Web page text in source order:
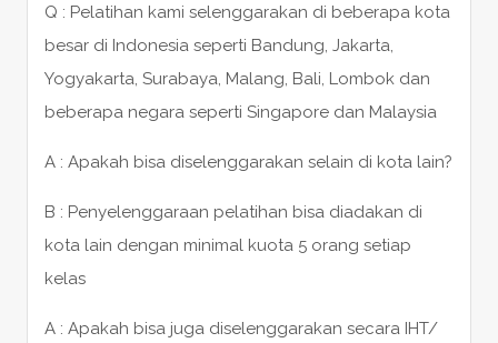
Q : Pelatihan kami selenggarakan di beberapa kota
besar di Indonesia seperti Bandung, Jakarta,
Yogyakarta, Surabaya, Malang, Bali, Lombok dan
beberapa negara seperti Singapore dan Malaysia
A : Apakah bisa diselenggarakan selain di kota lain?
B : Penyelenggaraan pelatihan bisa diadakan di
kota lain dengan minimal kuota 5 orang setiap
kelas
A : Apakah bisa juga diselenggarakan secara IHT/